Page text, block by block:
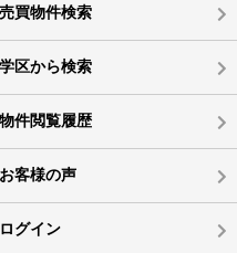
売買物件検索
学区から検索
物件閲覧履歴
お客様の声
ログイン